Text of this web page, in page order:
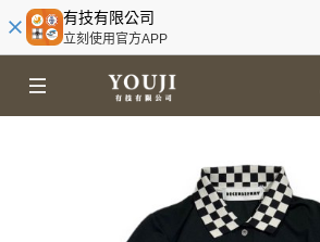
有技有限公司
立刻使用官方APP